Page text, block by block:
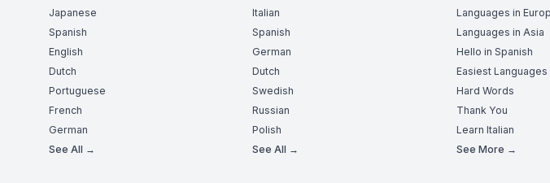
Japanese
Spanish
English
Dutch
Portuguese
French
German
See All →
Italian
Spanish
German
Dutch
Swedish
Russian
Polish
See All →
Languages in
Languages in Asia
Hello in Spanish
Easiest Languages
Hard Words
Thank You
Learn Italian
See More →